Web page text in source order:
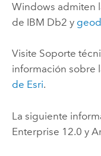
Windows admiten
de IBM Db2 y
Visite Soporte
información sobre
de Esri.
La siguiente
Enterprise 12.0 y